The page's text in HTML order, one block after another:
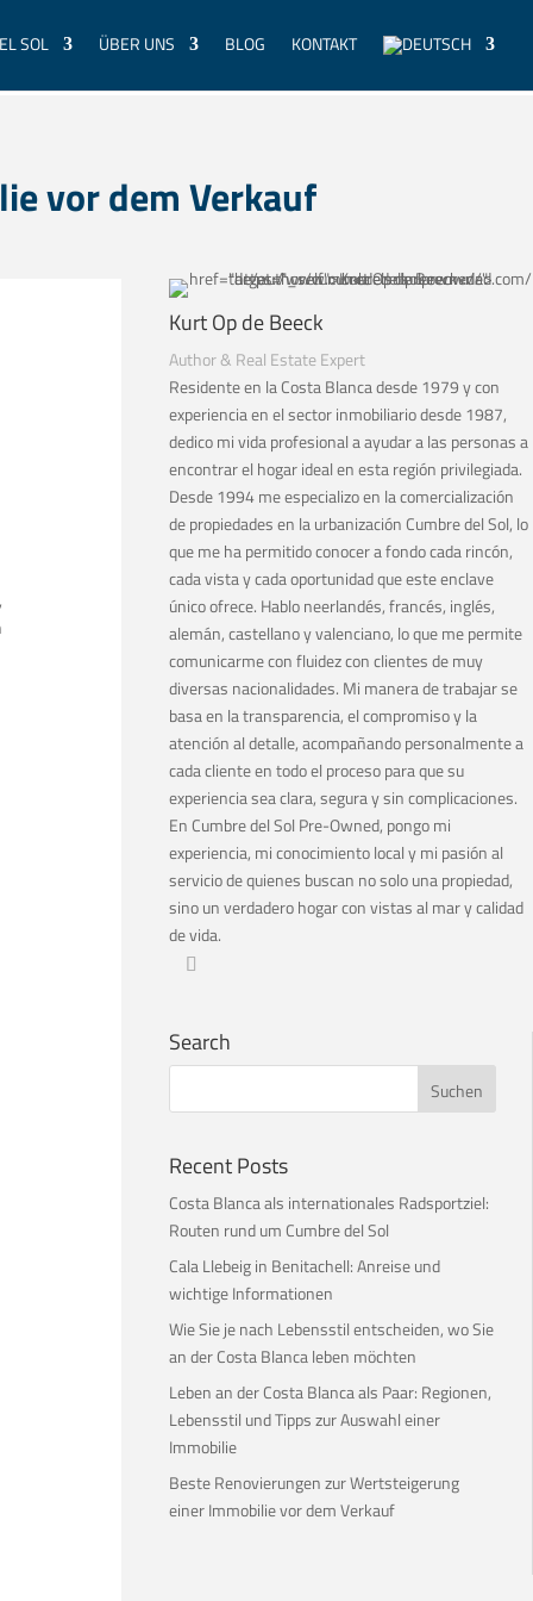
SOL ÜBER UNS BLOG KONTAKT
vor dem Verkauf
Kurt Op de Beeck
Author & Real Estate Expert
Residente en la Costa Blanca desde 1979 y con
experiencia en el sector inmobiliario desde 1987,
dedico mi vida profesional a ayudar a las personas a
encontrar el hogar ideal en esta región privilegiada.
Desde 1994 me especializo en la comercialización
de propiedades en la urbanización Cumbre del Sol, lo
que me ha permitido conocer a fondo cada rincón,
cada vista y cada oportunidad que este enclave
único ofrece. Hablo neerlandés, francés, inglés,
alemán, castellano y valenciano, lo que me permite
comunicarme con fluidez con clientes de muy
diversas nacionalidades. Mi manera de trabajar se
basa en la transparencia, el compromiso y la
atención al detalle, acompañando personalmente a
cada cliente en todo el proceso para que su
experiencia sea clara, segura y sin complicaciones.
En Cumbre del Sol Pre-Owned, pongo mi
experiencia, mi conocimiento local y mi pasión al
servicio de quienes buscan no solo una propiedad,
sino un verdadero hogar con vistas al mar y calidad
de vida.
Search
Recent Posts
Costa Blanca als internationales Radsportziel:
Routen rund um Cumbre del Sol
Cala Llebeig in Benitachell: Anreise und
wichtige Informationen
Wie Sie je nach Lebensstil entscheiden, wo Sie
an der Costa Blanca leben möchten
Leben an der Costa Blanca als Paar: Regionen,
Lebensstil und Tipps zur Auswahl einer
Immobilie
Beste Renovierungen zur Wertsteigerung
einer Immobilie vor dem Verkauf